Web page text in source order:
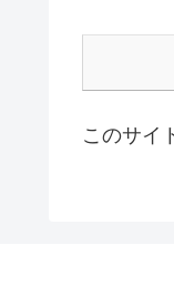
このサイ